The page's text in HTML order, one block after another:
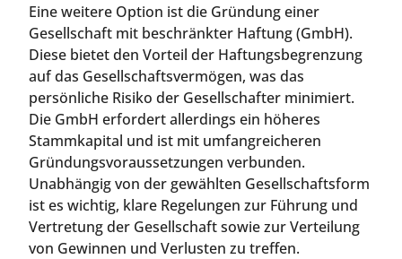
Eine weitere Option ist die Gründung einer
Gesellschaft mit beschränkter Haftung (GmbH).
Diese bietet den Vorteil der Haftungsbegrenzung
auf das Gesellschaftsvermögen, was das
persönliche Risiko der Gesellschafter minimiert.
Die GmbH erfordert allerdings ein höheres
Stammkapital und ist mit umfangreicheren
Gründungsvoraussetzungen verbunden.
Unabhängig von der gewählten Gesellschaftsform
ist es wichtig, klare Regelungen zur Führung und
Vertretung der Gesellschaft sowie zur Verteilung
von Gewinnen und Verlusten zu treffen.